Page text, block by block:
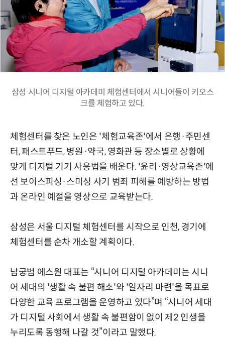
삼성 시니어 디지털 아카데미 체험센터에서 시니어들이 키오스
크를 체험하고 있다.
체험센터를 찾은 노인은 '체험교육존'에서 은행·주민센
터, 패스트푸드, 병원·약국, 영화관 등 장소별로 상황에
맞게 디지털 기기 사용법을 배운다. '윤리·영상교육존'에
선 보이스피싱·스미싱 사기 범죄 피해를 예방하는 방법
과 온라인 예절을 영상으로 교육받는다.
삼성은 서울 디지털 체험센터를 시작으로 인천, 경기에
체험센터를 순차 개소할 계획이다.
남궁범 에스원 대표는 “시니어 디지털 아카데미는 시니
어 세대의 '생활 속 불편 해소'와 '일자리 마련'을 목표로
다양한 교육 프로그램을 운영하고 있다”며 “시니어 세대
가 디지털 사회에서 생활 속 불편함이 없이 제2 인생을
누리도록 동행해 나갈 것”이라고 말했다.